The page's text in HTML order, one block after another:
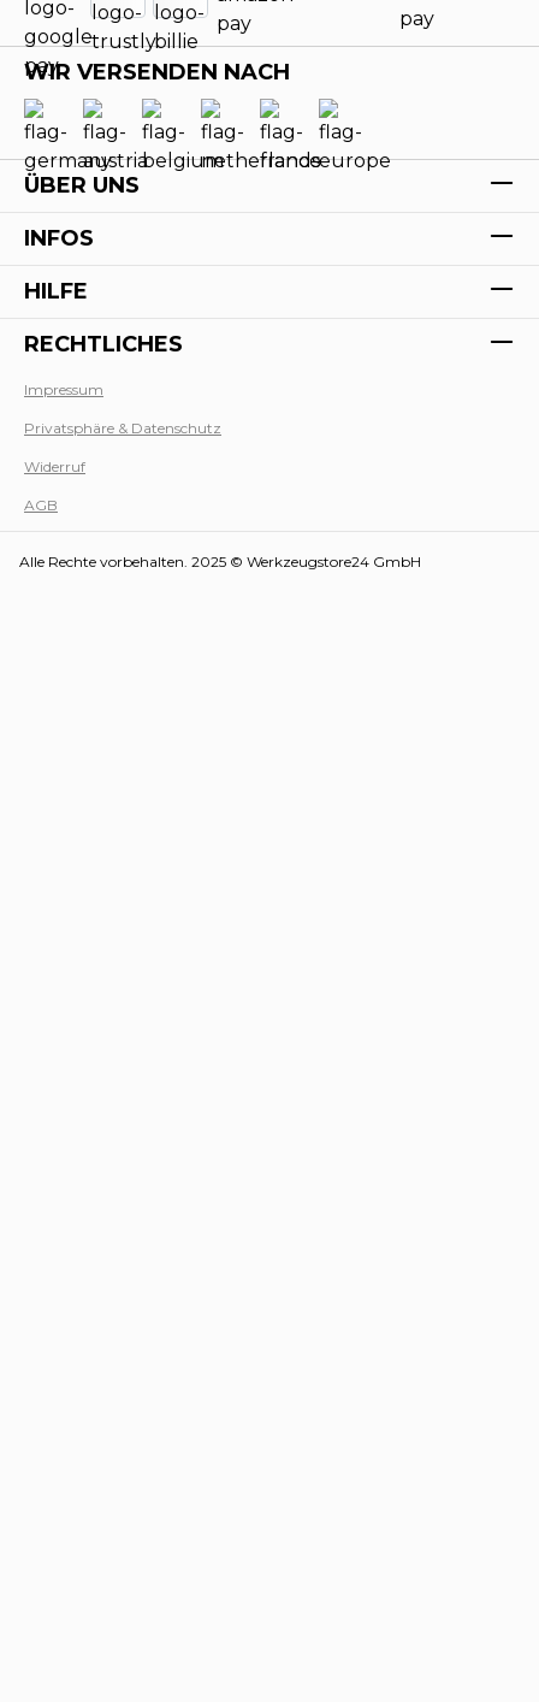
WIR VERSENDEN NACH
ÜBER UNS
INFOS
HILFE
RECHTLICHES
Impressum
Privatsphäre & Datenschutz
Widerruf
AGB
Alle Rechte vorbehalten. 2025 © Werkzeugstore24 GmbH